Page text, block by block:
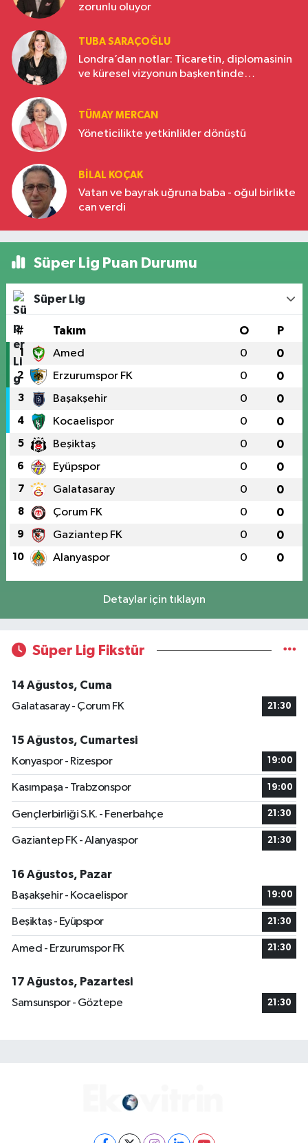
zorunlu oluyor
TUBA SARAÇOĞLU
Londra’dan notlar: Ticaretin, diplomasinin
ve küresel vizyonun başkentinde
TÜMAY MERCAN
Yöneticilikte yetkinlikler dönüştü
BILAL KOÇAK
Vatan ve bayrak uğruna baba - oğul birlikte
can verdi
Süper Lig Puan Durumu
Süper Lig
# Takım O P
1 Amed 0 0
2 Erzurumspor FK 0 0
3 Başakşehir 0 0
4 Kocaelispor 0 0
5 Beşiktaş 0 0
6 Eyüpspor 0 0
7 Galatasaray 0 0
8 Çorum FK 0 0
9 Gaziantep FK 0 0
10 Alanyaspor 0 0
Detaylar için tıklayın
Süper Lig Fikstür
14 Ağustos, Cuma
Galatasaray - Çorum FK
21:30
15 Ağustos, Cumartesi
Konyaspor - Rizespor
19:00
Kasımpaşa - Trabzonspor 19:00
Gençlerbirliği S.K. - Fenerbahçe 21:30
Gaziantep FK - Alanyaspor 21:30
16 Ağustos, Pazar
Başakşehir - Kocaelispor
19:00
Beşiktaş - Eyüpspor 21:30
Amed - Erzurumspor FK 21:30
17 Ağustos, Pazartesi
Samsunspor - Göztepe
21:30